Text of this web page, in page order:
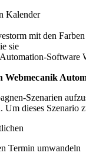
Kalender
mit den
sie
Webmecanik
Szenarien
dieses Szenario
Termin umwandeln